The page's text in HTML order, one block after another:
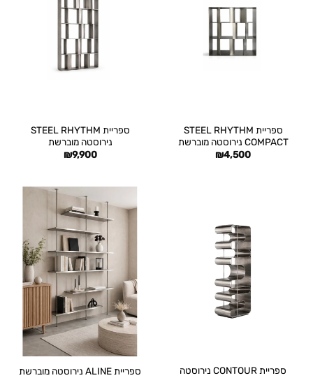
ספריית STEEL RHYTHM
COMPACT נירוסטה מוברשת
₪4,500
ספריית STEEL RHYTHM
נירוסטה מוברשת
₪9,900
ספריית CONTOUR נירוסטה
ספריית ALINE נירוסטה מוברשת